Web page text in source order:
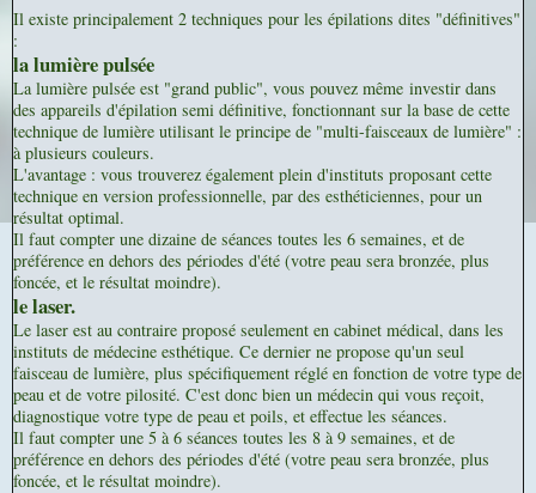
Il existe principalement 2 techniques pour les épilations dites "définitives"
:
la lumière pulsée
La lumière pulsée est "grand public", vous pouvez même investir dans
des appareils d'épilation semi définitive, fonctionnant sur la base de cette
technique de lumière utilisant le principe de "multi-faisceaux de lumière" :
à plusieurs couleurs.
L'avantage : vous trouverez également plein d'instituts proposant cette
technique en version professionnelle, par des esthéticiennes, pour un
résultat optimal.
Il faut compter une dizaine de séances toutes les 6 semaines, et de
préférence en dehors des périodes d'été (votre peau sera bronzée, plus
foncée, et le résultat moindre).
le laser.
Le laser est au contraire proposé seulement en cabinet médical, dans les
instituts de médecine esthétique. Ce dernier ne propose qu'un seul
faisceau de lumière, plus spécifiquement réglé en fonction de votre type de
peau et de votre pilosité. C'est donc bien un médecin qui vous reçoit,
diagnostique votre type de peau et poils, et effectue les séances.
Il faut compter une 5 à 6 séances toutes les 8 à 9 semaines, et de
préférence en dehors des périodes d'été (votre peau sera bronzée, plus
foncée, et le résultat moindre).